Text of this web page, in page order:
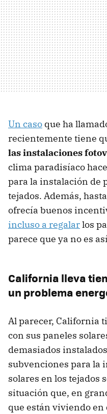
Un caso que ha
recientemente tiene
las instalaciones
clima paradisíaco
para la instalación de
tejados. Además,
ofrecía buenos
incluso a regalarlos
parece que ya no es
California lleva
un problema
Al parecer, California
con sus paneles
demasiados
subvenciones para la
solares en los tejados
situación que, en
que están viviendo en